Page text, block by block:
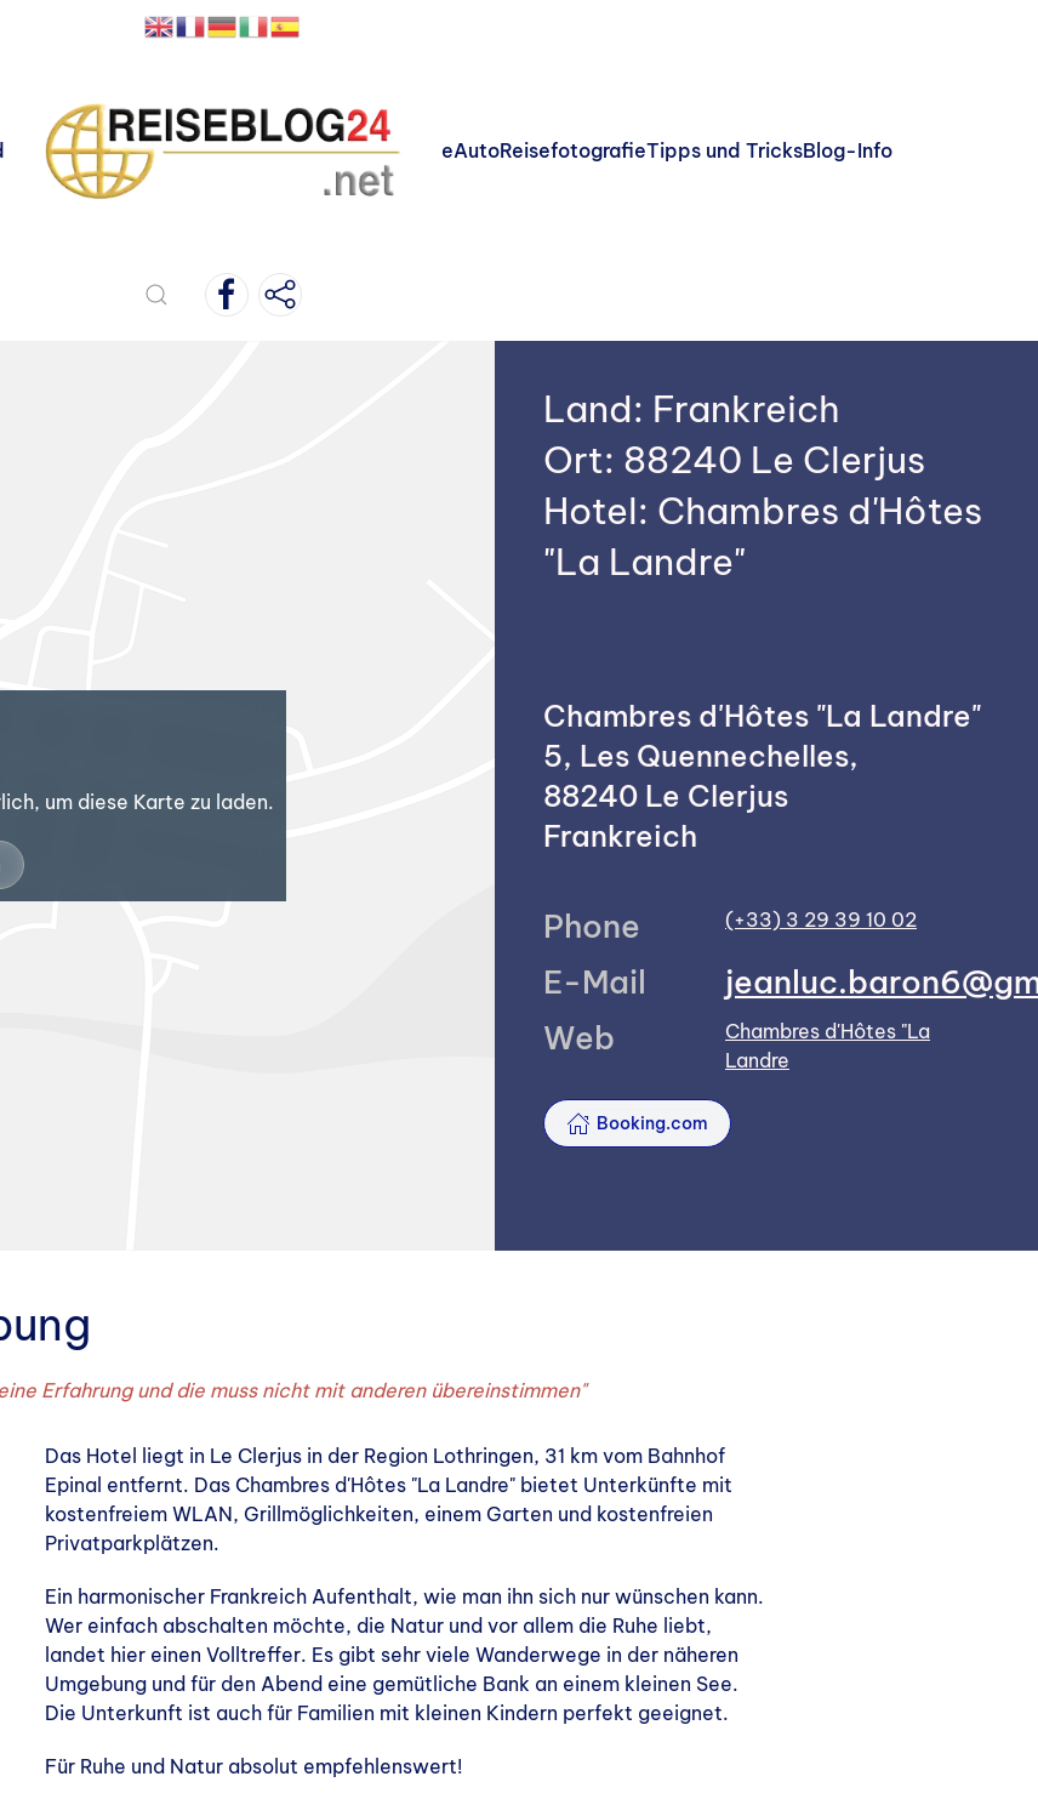
eAutoReisefotografieTipps und TricksBlog-Info
um diese Karte zu laden.
Land: Frankreich
Ort: 88240 Le Clerjus
Hotel: Chambres d'Hôtes
"La Landre"
Chambres d'Hôtes "La Landre"
5, Les Quennechelles,
88240 Le Clerjus
Frankreich
Phone (+33) 3 29 39 10 02
E-Mail
Web
Chambres d'Hôtes "La
Landre
Booking.com
Erfahrung und die muss nicht mit anderen übereinstimmen"
Das Hotel liegt in Le Clerjus in der Region Lothringen, 31 km vom Bahnhof
Epinal entfernt. Das Chambres d'Hôtes "La Landre" bietet Unterkünfte mit
kostenfreiem WLAN, Grillmöglichkeiten, einem Garten und kostenfreien
Privatparkplätzen.
Ein harmonischer Frankreich Aufenthalt, wie man ihn sich nur wünschen kann.
Wer einfach abschalten möchte, die Natur und vor allem die Ruhe liebt,
landet hier einen Volltreffer. Es gibt sehr viele Wanderwege in der näheren
Umgebung und für den Abend eine gemütliche Bank an einem kleinen See.
Die Unterkunft ist auch für Familien mit kleinen Kindern perfekt geeignet.
Für Ruhe und Natur absolut empfehlenswert!